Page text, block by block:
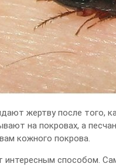
жертву после того,
на покровах, а
кожного покрова.
интересным способом.